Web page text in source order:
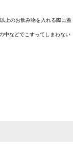
上のお飲み物を入れる際に蓋
中などでこすってしまわない